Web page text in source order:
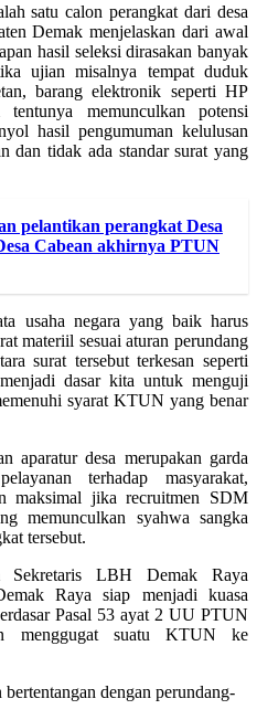
satu calon perangkat dari desa
Demak menjelaskan dari awal
hasil seleksi dirasakan banyak
ujian misalnya tempat duduk
barang elektronik seperti HP
memunculkan potensi
hasil pengumuman kelulusan
dan tidak ada standar surat yang
pelantikan perangkat Desa
Cabean akhirnya PTUN
usaha negara yang baik harus
materiil sesuai aturan perundang
surat tersebut terkesan seperti
dasar kita untuk menguji
syarat KTUN yang benar
aparatur desa merupakan garda
terhadap masyarakat,
maksimal jika recruitmen SDM
memunculkan syahwa sangka
tersebut.
Sekretaris LBH Demak Raya
Raya siap menjadi kuasa
Pasal 53 ayat 2 UU PTUN
menggugat suatu KTUN ke
dengan perundang-